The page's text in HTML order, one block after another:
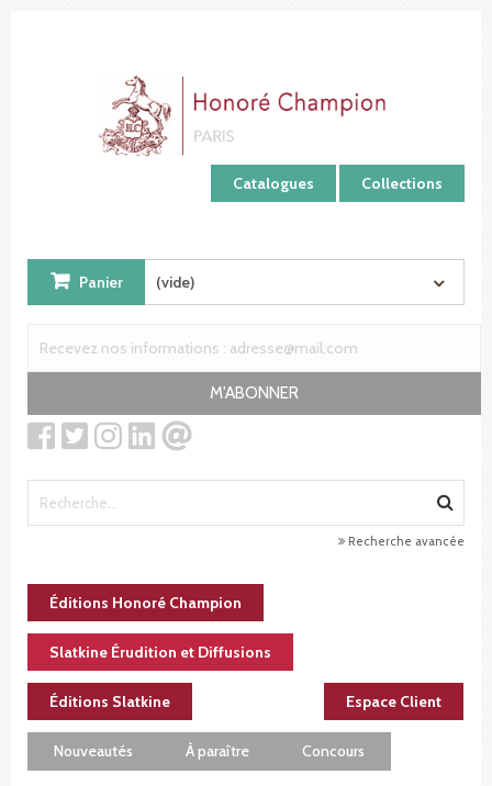
Catalogues Collections
Panier (vide)
M'ABONNER
Recherche avancée
Éditions Honoré Champion
Slatkine Érudition et Diffusions
Éditions Slatkine Espace Client
Nouveautés À paraître Concours